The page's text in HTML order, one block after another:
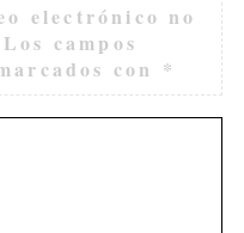
electrónico no
Los campos
con *